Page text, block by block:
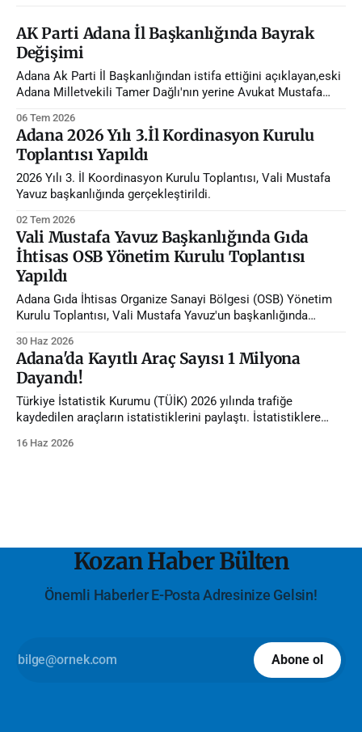
AK Parti Adana İl Başkanlığında Bayrak
Değişimi
Adana Ak Parti İl Başkanlığından istifa ettiğini açıklayan,eski
Adana Milletvekili Tamer Dağlı'nın yerine Avukat Mustafa
06 Tem 2026
Adana 2026 Yılı 3.İl Kordinasyon Kurulu
Toplantısı Yapıldı
2026 Yılı 3. İl Koordinasyon Kurulu Toplantısı, Vali Mustafa
Yavuz başkanlığında gerçekleştirildi.
02 Tem 2026
Vali Mustafa Yavuz Başkanlığında Gıda
İhtisas OSB Yönetim Kurulu Toplantısı
Yapıldı
Adana Gıda İhtisas Organize Sanayi Bölgesi (OSB) Yönetim
Kurulu Toplantısı, Vali Mustafa Yavuz'un başkanlığında
30 Haz 2026
Adana'da Kayıtlı Araç Sayısı 1 Milyona
Dayandı!
Türkiye İstatistik Kurumu (TÜİK) 2026 yılında trafiğe
kaydedilen araçların istatistiklerini paylaştı. İstatistiklere
16 Haz 2026
Kozan Haber Bülten
Önemli Haberler E-Posta Adresinize Gelsin!
Abone ol